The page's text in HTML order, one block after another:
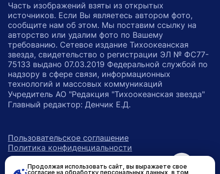
Часть изображений взяты из открытых
источников. Если Вы являетесь автором фото,
сообщите нам об этом. Мы поставим ссылку на
авторство или удалим фото по Вашему
требованию. Сетевое издание Тихоокеанская
звезда, свидетельство о регистрации ЭЛ № ФС77-
75133 выдано 07.03.2019 Федеральной службой по
надзору в сфере связи, информационных
технологий и массовых коммуникаций
Учредитель АО "Редакция "Тихоокеанская звезда"
Главный редактор: Денчик Е.Д.
Пользовательское соглашение
Политика конфиденциальности
ссылка на главную
возрастное ограничение 16+
Продолжая использовать сайт, вы выражаете свое
согласие на обработку персональных данных, в том